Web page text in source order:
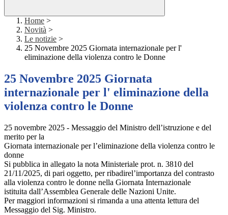
Home >
Novità >
Le notizie >
25 Novembre 2025 Giornata internazionale per l'
eliminazione della violenza contro le Donne
25 Novembre 2025 Giornata
internazionale per l' eliminazione della
violenza contro le Donne
25 novembre 2025 - Messaggio del Ministro dell’istruzione e del
merito per la
Giornata internazionale per l’eliminazione della violenza contro le
donne
Si pubblica in allegato la nota Ministeriale prot. n. 3810 del
21/11/2025, di pari oggetto, per ribadirel’importanza del contrasto
alla violenza contro le donne nella Giornata Internazionale
istituita dall’Assemblea Generale delle Nazioni Unite.
Per maggiori informazioni si rimanda a una attenta lettura del
Messaggio del Sig. Ministro.